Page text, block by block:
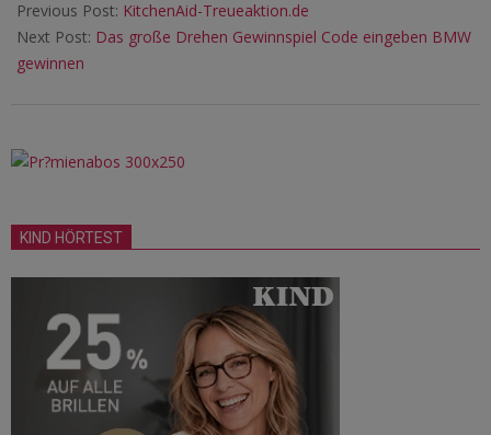
Previous Post: KitchenAid-Treueaktion.de
Next Post: Das große Drehen Gewinnspiel Code eingeben BMW
gewinnen
KIND HÖRTEST